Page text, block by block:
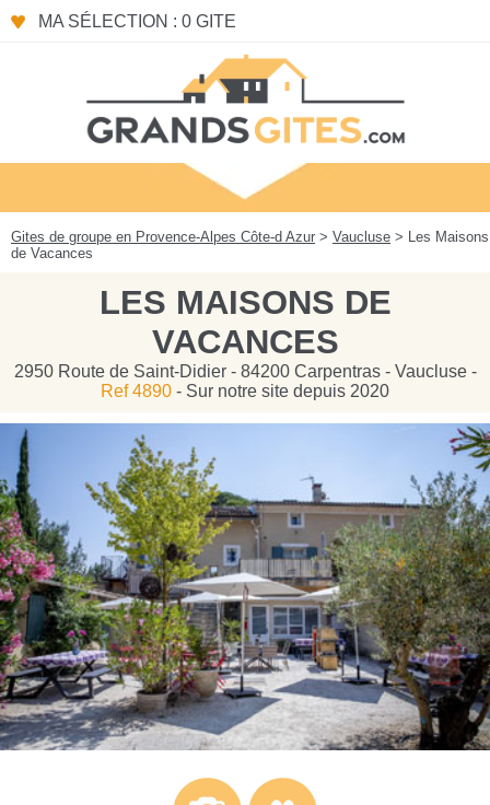
MA SÉLECTION : 0 GITE
Gites de groupe en Provence-Alpes Côte-d Azur > Vaucluse > Les Maisons
de Vacances
LES MAISONS DE
VACANCES
2950 Route de Saint-Didier - 84200 Carpentras - Vaucluse -
Ref 4890 - Sur notre site depuis 2020
Panneau de gestion des cookies